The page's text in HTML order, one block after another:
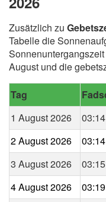
Zusätzlich zu
Tabelle die
August und die
Tag
1 August 2026
03:14
2 August 2026
03:14
3 August 2026
03:15
4 August 2026
03:19